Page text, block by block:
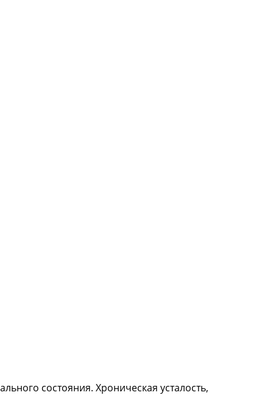
состояния. Хроническая усталость,